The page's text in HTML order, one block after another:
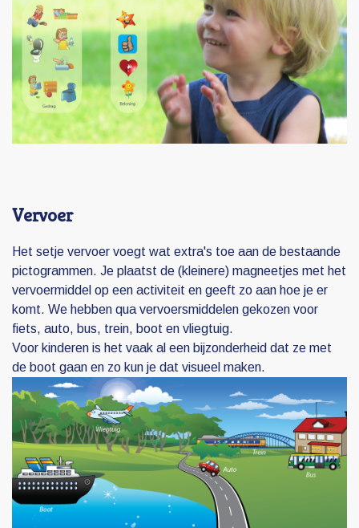
Vervoer
Het setje vervoer voegt wat extra's toe aan de bestaande
pictogrammen. Je plaatst de (kleinere) magneetjes met het
vervoermiddel op een activiteit en geeft zo aan hoe je er
komt. We hebben qua vervoersmiddelen gekozen voor
fiets, auto, bus, trein, boot en vliegtuig.
Voor kinderen is het vaak al een bijzonderheid dat ze met
de boot gaan en zo kun je dat visueel maken.